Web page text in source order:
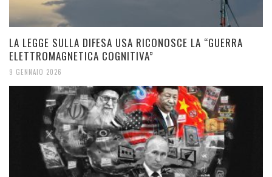
LA LEGGE SULLA DIFESA USA RICONOSCE LA “GUERRA
ELETTROMAGNETICA COGNITIVA”
9 GENNAIO 2026